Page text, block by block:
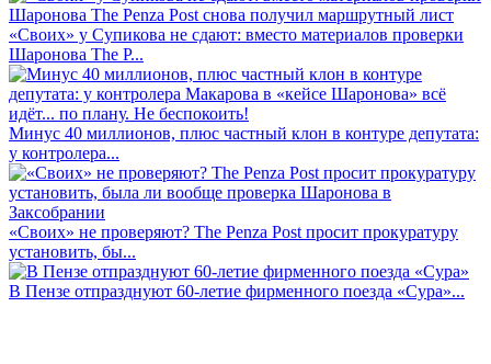
«Своих» у Супикова не сдают: вместо материалов проверки
Шаронова The P...
Минус 40 миллионов, плюс частный клон в контуре депутата:
у контролера...
«Своих» не проверяют? The Penza Post просит прокуратуру
установить, бы...
В Пензе отпразднуют 60-летие фирменного поезда «Сура»...